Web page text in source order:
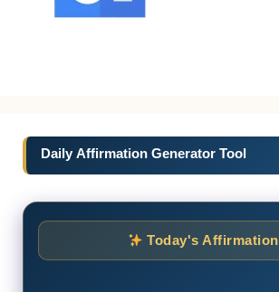
Daily Affirmation Generator Tool
Today's Affirmation